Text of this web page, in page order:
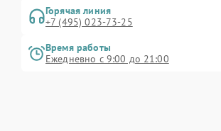
Горячая линия
+7 (495) 023-73-25
Время работы
Ежедневно с 9:00 до 21:00